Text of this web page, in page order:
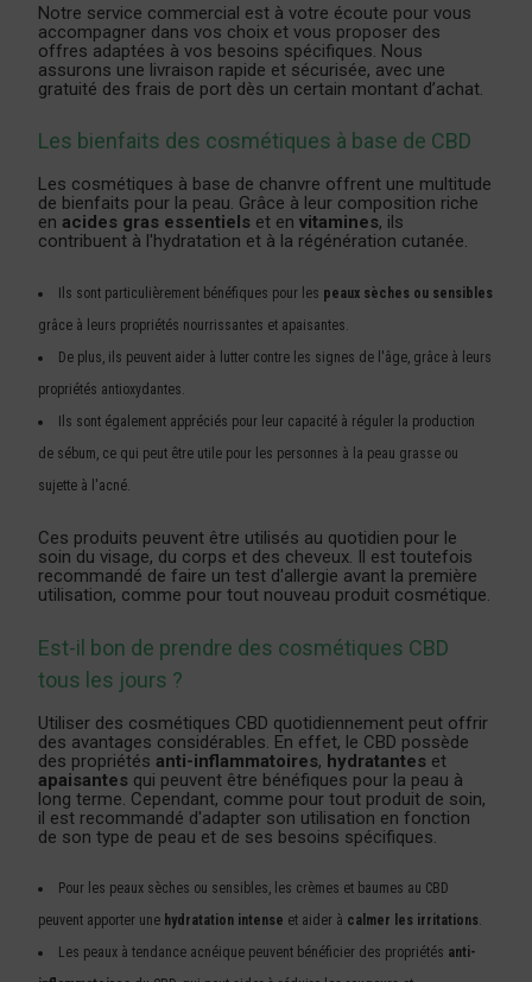
Notre service commercial est à votre écoute pour vous
accompagner dans vos choix et vous proposer des
offres adaptées à vos besoins spécifiques. Nous
assurons une livraison rapide et sécurisée, avec une
gratuité des frais de port dès un certain montant d’achat.
Les bienfaits des cosmétiques à base de CBD
Les cosmétiques à base de chanvre offrent une multitude
de bienfaits pour la peau. Grâce à leur composition riche
enacides gras essentiels et envitamines, ils
contribuent à l'hydratation et à la régénération cutanée.
Ils sont particulièrement bénéfiques pour les peaux sèches ou sensibles
grâce à leurs propriétés nourrissantes et apaisantes.
De plus, ils peuvent aider à lutter contre les signes de l'âge, grâce à leurs
propriétés antioxydantes.
Ils sont également appréciés pour leur capacité à réguler la production
de sébum, ce qui peut être utile pour les personnes à la peau grasse ou
sujette à l'acné.
Ces produits peuvent être utilisés au quotidien pour le
soin du visage, du corps et des cheveux. Il est toutefois
recommandé de faire un test d'allergie avant la première
utilisation, comme pour tout nouveau produit cosmétique.
Est-il bon de prendre des cosmétiques CBD
tous les jours ?
Utiliser des cosmétiques CBD quotidiennement peut offrir
des avantages considérables. En effet, le CBD possède
des propriétésanti-inflammatoires, hydratantes et
apaisantes qui peuvent être bénéfiques pour la peau à
long terme. Cependant, comme pour tout produit de soin,
il est recommandé d'adapter son utilisation en fonction
de son type de peau et de ses besoins spécifiques.
Pour les peaux sèches ou sensibles, les crèmes et baumes au CBD
peuvent apporter une hydratation intense et aider à calmer les irritations.
Les peaux à tendance acnéique peuvent bénéficier des propriétés anti-